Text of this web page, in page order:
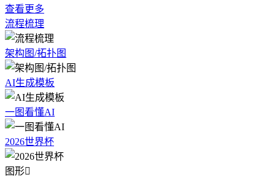
查看更多
流程梳理
架构图/拓扑图
AI生成模板
一图看懂AI
2026世界杯
图形